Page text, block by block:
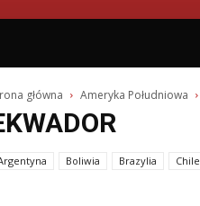
główna Ameryka Południowa
Boliwia Brazylia Chile